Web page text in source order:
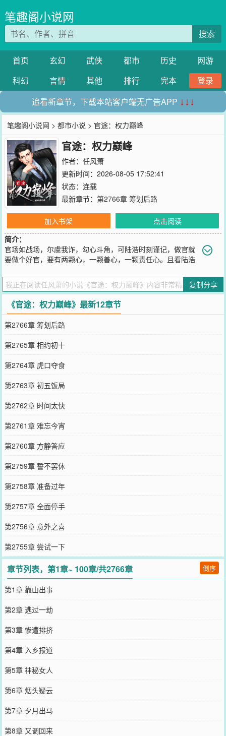
笔趣阁小说网
搜索
首页 玄幻 武侠 都市 历史
网游
科幻
言情 其他 排行 完本
登录
追看新章节，下载本站客户端无广告APP ↓↓↓
笔趣阁小说网 >都市小说 > 官途：权力巅峰
官途：权力巅峰
作者： 任风萧
更新时间：2026-08-05 17:52:41
状态：连载
最新章节： 第2766章 筹划后路
加入书架
点击阅读
简介：
官场如战场，尔虞我诈，勾心斗角，可陆浩时刻谨记，做官就
要做个好官，要有两颗心，一颗善心，一颗责任心。且看陆浩
灯，两袖清风，不畏权贵，官运亨通。
您要是觉得《官途：权力巅峰》还不错的话请不要忘记向您QQ群和微
博微信里的朋友推荐哦！
复制分享
《官途：权力巅峰》最新12章节
第2766章 筹划后路
第2765章 相约初十
第2764章 虎口夺食
第2763章 初五饭局
第2762章 时间太快
第2761章 难忘今宵
第2760章 方静答应
第2759章 誓不罢休
第2758章 准备过年
第2757章 全面停手
第2756章 意外之喜
第2755章 尝试一下
章节列表，第1章~ 100章/共2766章 倒序
第1章 靠山出事
第2章 逃过一劫
第3章 惨遭排挤
第4章 入乡报道
第5章 神秘女人
第6章 烟头疑云
第7章 夕月出马
第8章 又调回来